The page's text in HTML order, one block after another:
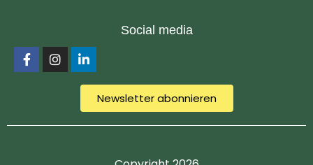
Social media
Newsletter abonnieren